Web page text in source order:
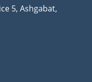
5, Ashgabat,